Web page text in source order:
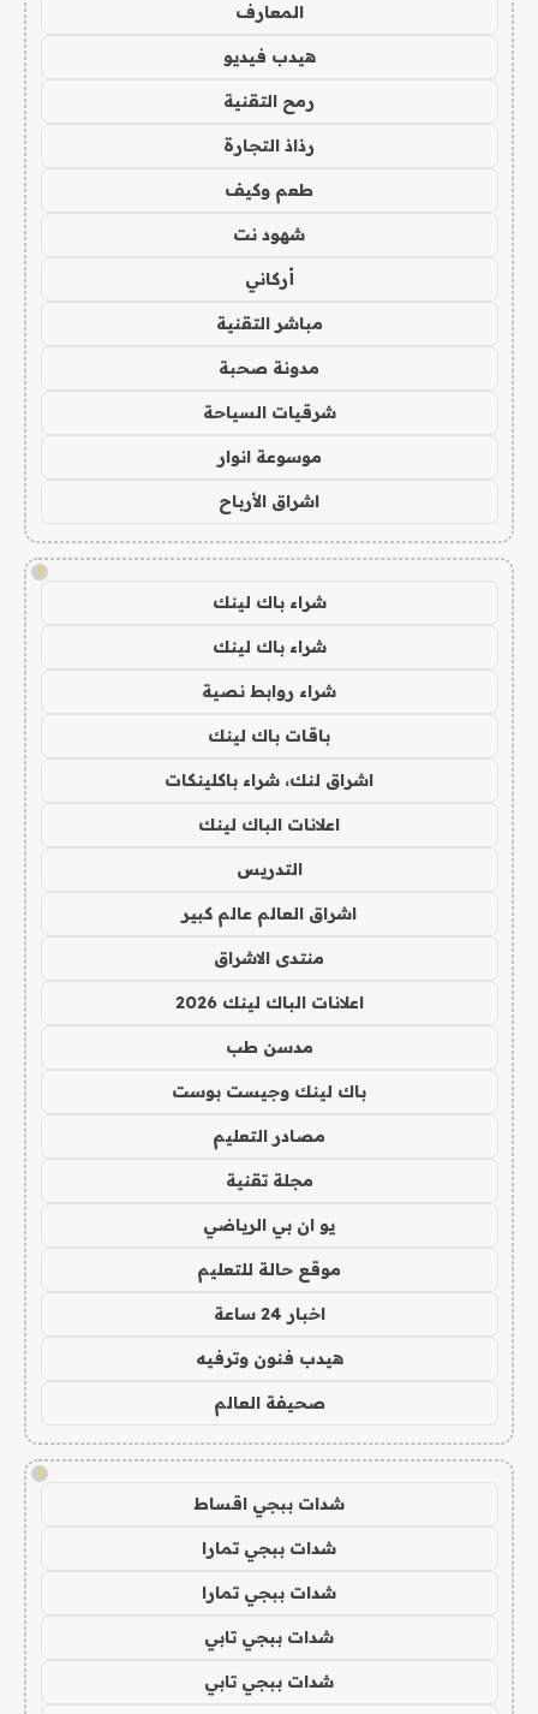
المعارف
هيدب فيديو
رمح التقنية
رذاذ التجارة
طعم وكيف
شهود نت
أركاني
مباشر التقنية
مدونة صحبة
شرقيات السياحة
موسوعة انوار
اشراق الأرباح
!
شراء باك لينك
شراء باك لينك
شراء روابط نصية
باقات باك لينك
اشراق لنك، شراء باكلينكات
اعلانات الباك لينك
التدريس
اشراق العالم عالم كبير
منتدى الاشراق
اعلانات الباك لينك 2026
مدسن طب
باك لينك وجيست بوست
مصادر التعليم
مجلة تقنية
يو ان بي الرياضي
موقع حالة للتعليم
اخبار 24 ساعة
هيدب فنون وترفيه
صحيفة العالم
!
شدات ببجي اقساط
شدات ببجي تمارا
شدات ببجي تمارا
شدات ببجي تابي
شدات ببجي تابي